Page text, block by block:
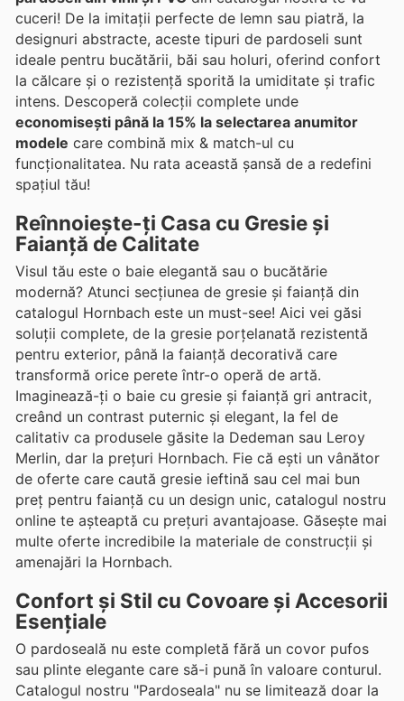
cuceri! De la imitații perfecte de lemn sau piatră, la
designuri abstracte, aceste tipuri de pardoseli sunt
ideale pentru bucătării, băi sau holuri, oferind confort
la călcare și o rezistență sporită la umiditate și trafic
intens. Descoperă colecții complete unde
economisești până la 15% la selectarea anumitor
modele care combină mix & match-ul cu
funcționalitatea. Nu rata această șansă de a redefini
spațiul tău!
Reînnoiește-ți Casa cu Gresie și
Faianță de Calitate
Visul tău este o baie elegantă sau o bucătărie
modernă? Atunci secțiunea de gresie și faianță din
catalogul Hornbach este un must-see! Aici vei găsi
soluții complete, de la gresie porțelanată rezistentă
pentru exterior, până la faianță decorativă care
transformă orice perete într-o operă de artă.
Imaginează-ți o baie cu gresie și faianță gri antracit,
creând un contrast puternic și elegant, la fel de
calitativ ca produsele găsite la Dedeman sau Leroy
Merlin, dar la prețuri Hornbach. Fie că ești un vânător
de oferte care caută gresie ieftină sau cel mai bun
preț pentru faianță cu un design unic, catalogul nostru
online te așteaptă cu prețuri avantajoase. Găsește mai
multe oferte incredibile la materiale de construcții și
amenajări la Hornbach.
Confort și Stil cu Covoare și Accesorii
Esențiale
O pardoseală nu este completă fără un covor pufos
sau plinte elegante care să-i pună în valoare conturul.
Catalogul nostru "Pardoseala" nu se limitează doar la